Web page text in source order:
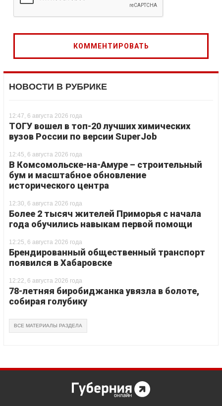
НОВОСТИ В РУБРИКЕ
12:47, 6 августа 2026 года
ТОГУ вошел в топ-20 лучших химических
вузов России по версии SuperJob
12:45, 6 августа 2026 года
В Комсомольске-на-Амуре – строительный
бум и масштабное обновление
исторического центра
12:30, 6 августа 2026 года
Более 2 тысяч жителей Приморья с начала
года обучились навыкам первой помощи
12:25, 6 августа 2026 года
Брендированный общественный транспорт
появился в Хабаровске
12:22, 6 августа 2026 года
78-летняя биробиджанка увязла в болоте,
собирая голубику
ВСЕ МАТЕРИАЛЫ РАЗДЕЛА